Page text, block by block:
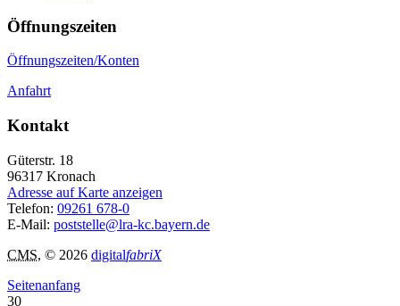
Öffnungszeiten
Öffnungszeiten/Konten
Anfahrt
Kontakt
Güterstr. 18
96317 Kronach
Adresse auf Karte anzeigen
Telefon: 09261 678-0
E-Mail: poststelle@lra-kc.bayern.de
CMS, © 2026 digitalfabriX
Seitenanfang
30